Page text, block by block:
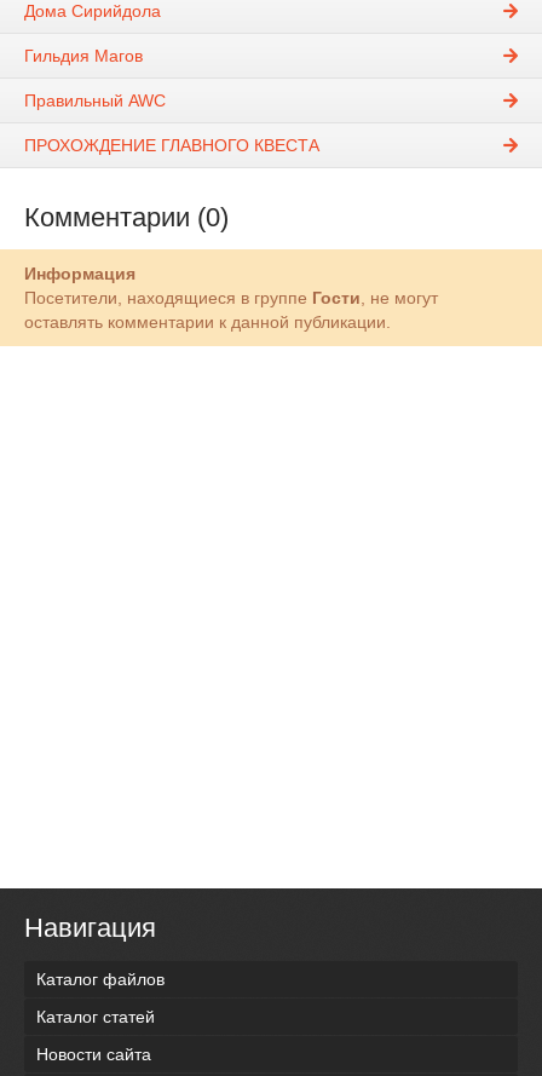
Дома Сирийдола
Гильдия Магов
Правильный AWC
ПРОХОЖДЕНИЕ ГЛАВНОГО КВЕСТА
Комментарии (0)
Информация
Посетители, находящиеся в группе Гости, не могут
оставлять комментарии к данной публикации.
Навигация
Каталог файлов
Каталог статей
Новости сайта